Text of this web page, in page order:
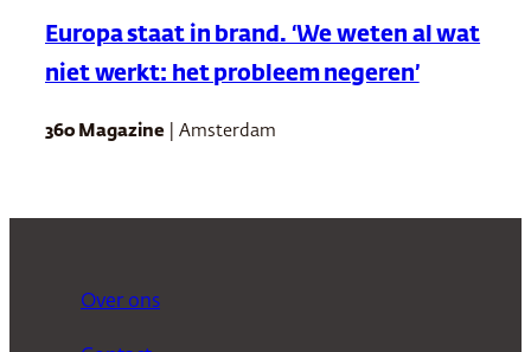
Europa staat in brand. ‘We weten al wat
niet werkt: het probleem negeren’
360 Magazine | Amsterdam
Over ons